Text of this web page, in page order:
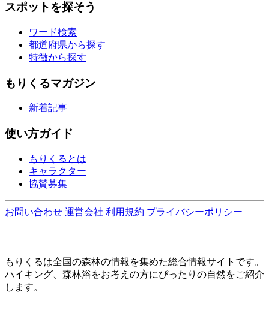
スポットを探そう
ワード検索
都道府県から探す
特徴から探す
もりくるマガジン
新着記事
使い方ガイド
もりくるとは
キャラクター
協賛募集
お問い合わせ 運営会社 利用規約 プライバシーポリシー
もりくるは全国の森林の情報を集めた総合情報サイトです。
ハイキング、森林浴をお考えの方にぴったりの自然をご紹介
します。